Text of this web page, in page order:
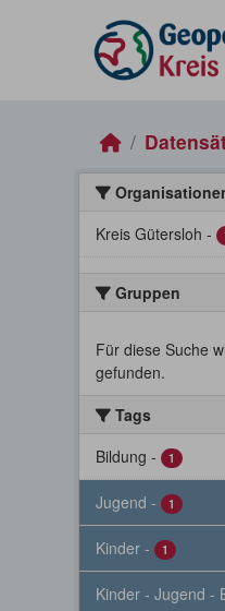
Kreis Gütersloh -
Gruppen
Für diese Suche
gefunden.
Tags
Bildung - 1
Jugend - 1
Kinder - 1
Kinder - Jugend -